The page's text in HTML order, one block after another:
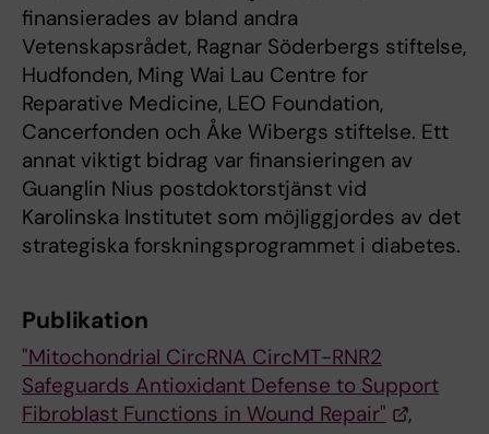
finansierades av bland andra
Vetenskapsrådet, Ragnar Söderbergs stiftelse,
Hudfonden, Ming Wai Lau Centre for
Reparative Medicine, LEO Foundation,
Cancerfonden och Åke Wibergs stiftelse. Ett
annat viktigt bidrag var finansieringen av
Guanglin Nius postdoktorstjänst vid
Karolinska Institutet som möjliggjordes av det
strategiska forskningsprogrammet i diabetes.
Publikation
"Mitochondrial CircRNA CircMT-RNR2
Safeguards Antioxidant Defense to Support
Fibroblast Functions in Wound Repair"
,